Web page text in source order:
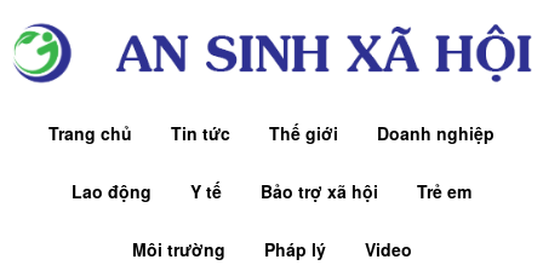
Trang chủ Tin tức Thế giới Doanh nghiệp
Lao động Y tế Bảo trợ xã hội Trẻ em
Môi trường Pháp lý Video